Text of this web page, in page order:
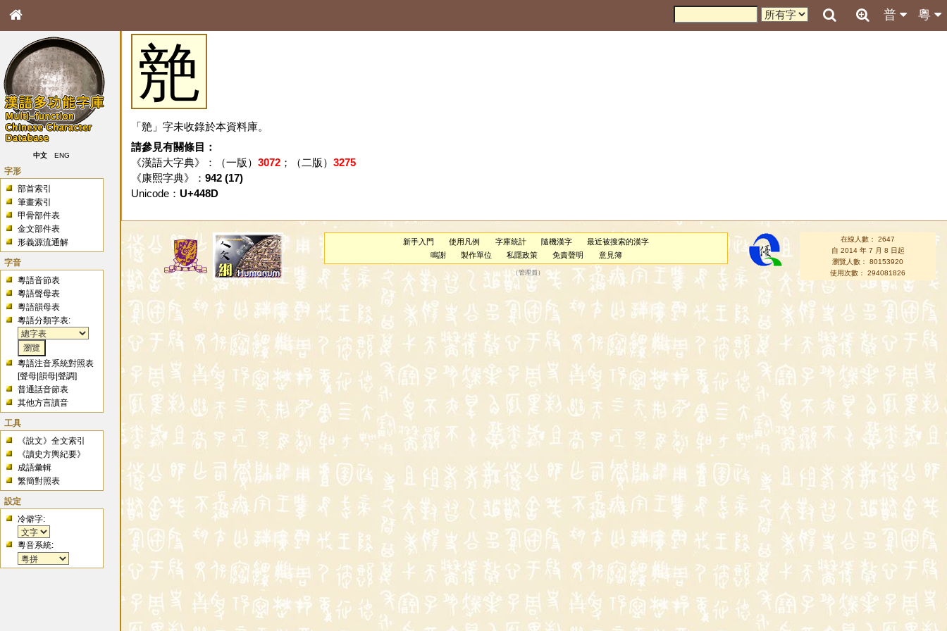
粵
普
中文 ENG
字形
部首索引
筆畫索引
甲骨部件表
金文部件表
形義源流通解
字音
粵語音節表
粵語聲母表
粵語韻母表
粵語分類字表:
粵語注音系統對照表
[聲母 |韻母 |聲調]
普通話音節表
其他方言讀音
工具
《說文》全文索引
《讀史方輿紀要》
成語彙輯
繁簡對照表
設定
冷僻字:
粵音系統:
䒍
「䒍」字未收錄於本資料庫。
請參見有關條目：
《漢語大字典》：（一版） 3072；（二版） 3275
《康熙字典》： 942 (17)
Unicode： U+448D
新手入門 使用凡例 字庫統計 隨機漢字
最近被搜索的漢字
鳴謝
製作單位 私隱政策 免責聲明 意見簿
（管理員 ）
在線人數： 2647
自 2014 年 7 月 8 日起
瀏覽人數： 80153920
使用次數： 294081826